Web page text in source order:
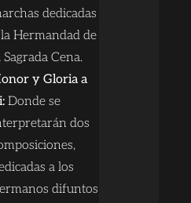
dedicadas
Hermandad de
Sagrada Cena.
y Gloria a
Donde se
dos
a los
difuntos